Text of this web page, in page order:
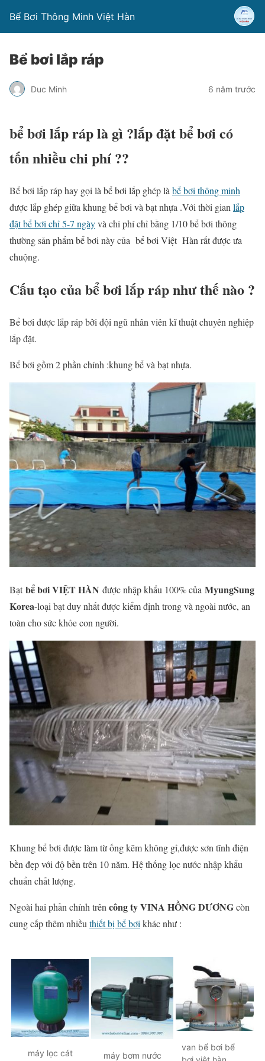
Bể Bơi Thông Minh Việt Hàn
Bể bơi lắp ráp
Duc Minh 6 năm trước
bể bơi lắp ráp là gì ?lắp đặt bể bơi có
tốn nhiều chi phí ??
Bể bơi lắp ráp hay gọi là bể bơi lắp ghép là bể bơi thông minh
được lắp ghép giữa khung bể bơi và bạt nhựa .Với thời gian lắp
đặt bể bơi chỉ 5-7 ngàyvà chi phí chỉ bằng 1/10 bể bơi thông
thường sản phẩm bể bơi này của bể bơi Việt Hàn rất được ưa
chuộng.
Cấu tạo của bể bơi lắp ráp như thế nào ?
Bể bơi được lắp ráp bởi đội ngũ nhân viên kĩ thuật chuyên nghiệp
lắp đặt.
Bể bơi gồm 2 phần chính :khung bể và bạt nhựa.
Bạtbể bơi VIỆT HÀN được nhập khẩu 100% của MyungSung
Korea-loại bạt duy nhất được kiểm định trong và ngoài nước, an
toàn cho sức khỏe con người.
Khung bể bơi được làm từ ống kẽm không gỉ,được sơn tĩnh điện
bền đẹp với độ bền trên 10 năm. Hệ thống lọc nước nhập khẩu
chuẩn chất lượng.
Ngoài hai phần chính trên công ty VINA HỒNG DƯƠNGcòn
cung cấp thêm nhiều thiết bị bể bơi khác như :
máy lọc cát máy bơm nước
van bể bơi bể